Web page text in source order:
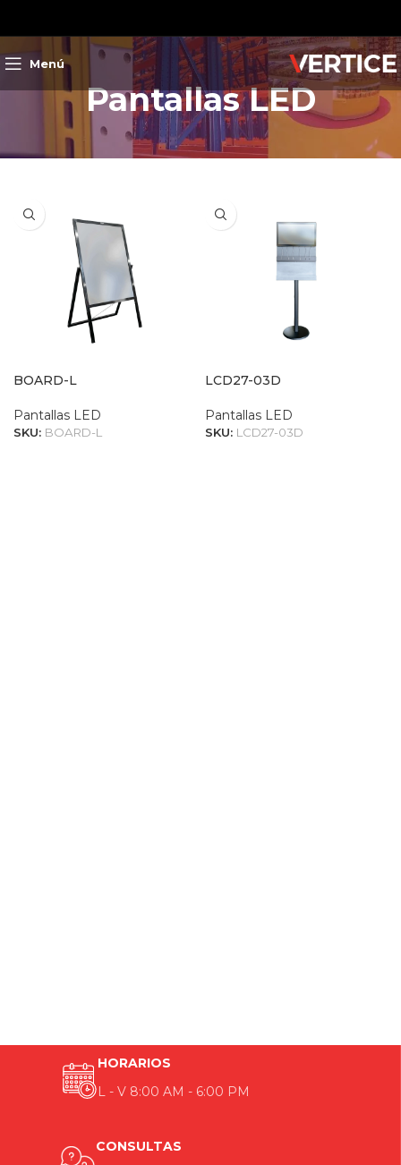
Menú
Pantallas LED
BOARD-L
Pantallas LED
SKU: BOARD-L
LCD27-03D
Pantallas LED
SKU: LCD27-03D
HORARIOS
L - V 8:00 AM - 6:00 PM
CONSULTAS